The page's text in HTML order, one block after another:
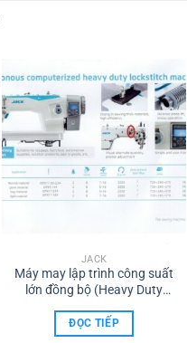
JACK
Máy may lập trình công suất
lớn đồng bộ (Heavy Duty
ĐỌC TIẾP